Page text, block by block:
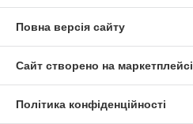
Повна версія сайту
Сайт створено на маркетплейсі
Політика конфіденційності